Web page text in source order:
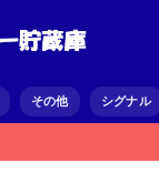
その他 シグナル